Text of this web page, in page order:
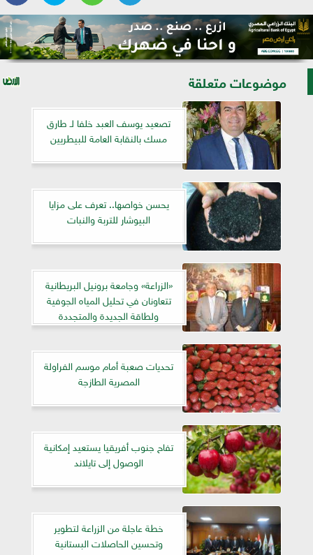
موضوعات متعلقة
تصعيد يوسف العبد خلفا لـ طارق
مسك بالنقابة العامة للبيطريين
يحسن خواصها.. تعرف على مزايا
البيوشار للتربة والنبات
«الزراعة» وجامعة برونيل البريطانية
تتعاونان في تحليل المياه الجوفية
ولطاقة الجديدة والمتجددة
تحديات صعبة أمام موسم الفراولة
المصرية الطازجة
تفاح جنوب أفريقيا يستعيد إمكانية
الوصول إلى تايلاند
خطة عاجلة من الزراعة لتطوير
وتحسين الحاصلات البستانية